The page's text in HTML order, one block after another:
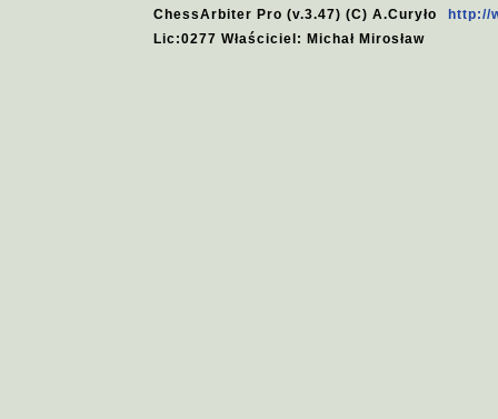
ChessArbiter Pro (v.3.47) (C) A.Curyło
http://
Lic:0277 Właściciel: Michał Mirosław